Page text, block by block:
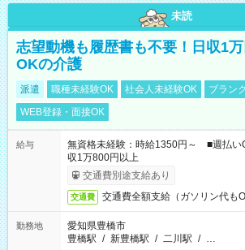
未読
志望動機も履歴書も不要！日収1
OKの介護
派遣 職種未経験OK 社会人未経験OK
ブラン
WEB登録・面接OK
給与
無資格未経験：時給1350円～ ■週払
収1万800円以上
交通費別途支給あり
交通費 交通費全額支給（ガソリン代も
勤務地
愛知県豊橋市
豊橋駅 / 新豊橋駅 / 二川駅 / …